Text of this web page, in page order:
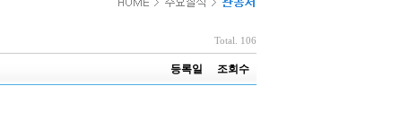
Total. 106
등록일 조회수